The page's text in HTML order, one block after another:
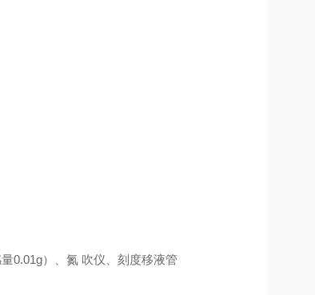
0.01g）、氮吹仪、刻度移液管